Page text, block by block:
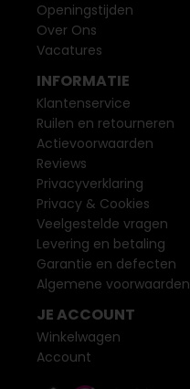
Openingstijden
Over Ons
Vacatures
INFORMATIE
Klantenservice
Ruilen en retourneren
Actievoorwaarden
Reviews
Privacyverklaring
Privacy & Cookies
Veelgestelde vragen
Levering en betaling
Garantie en defecten
Algemene voorwaarden
JE ACCOUNT
Winkelwagen
Account